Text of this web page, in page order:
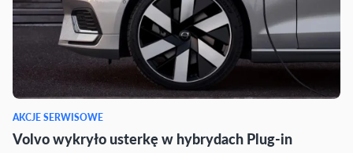
AKCJE SERWISOWE
Volvo wykryło usterkę w hybrydach Plug-in